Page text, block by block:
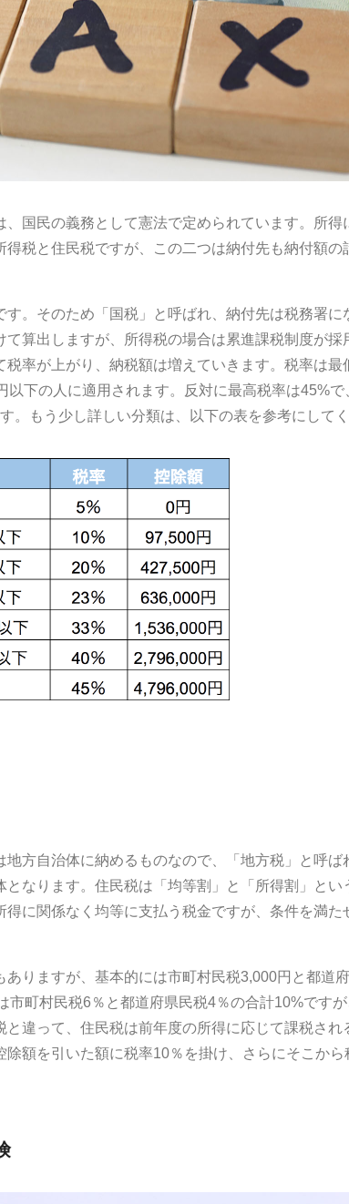
国民の義務として憲法で定められています。所得
税と住民税ですが、この二つは納付先も納付額の
。そのため「国税」と呼ばれ、納付先は税務署に
算出しますが、所得税の場合は累進課税制度が採
率が上がり、納税額は増えていきます。税率は最
以下の人に適用されます。反対に最高税率は45%で
。もう少し詳しい分類は、以下の表を参考にしてく
方自治体に納めるものなので、「地方税」と呼ば
なります。住民税は「均等割」と「所得割」とい
に関係なく均等に支払う税金ですが、条件を満た
りますが、基本的には市町村民税3,000円と都道
市町村民税6％と都道府県民税4％の合計10%です
と違って、住民税は前年度の所得に応じて課税され
額を引いた額に税率10％を掛け、さらにそこから